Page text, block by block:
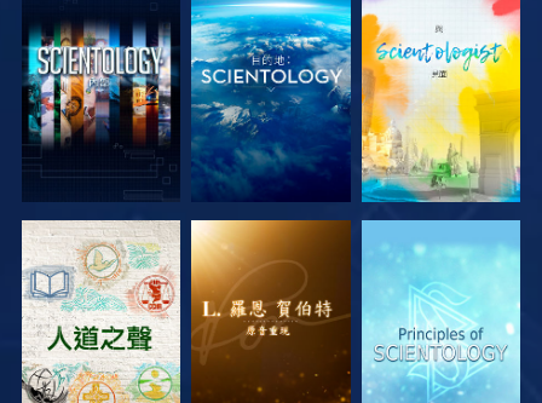
探索系列節目 探索系列節目 探索系列節目